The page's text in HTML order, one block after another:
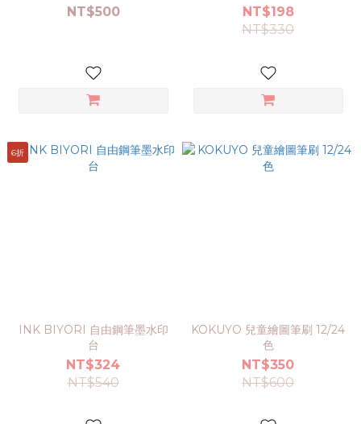
NT$500
NT$198
NT$330
6折
INK BIYORI 自由鋼筆墨水印
台
NT$324
NT$540
KOKUYO 兒童繪圖筆刷 12/24
色
NT$350
NT$600